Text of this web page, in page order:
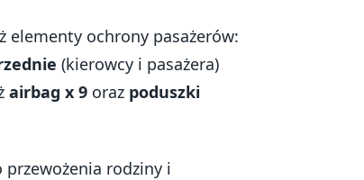
elementy ochrony pasażerów:
(kierowcy i pasażera)
airbag x 9 oraz poduszki
przewożenia rodziny i